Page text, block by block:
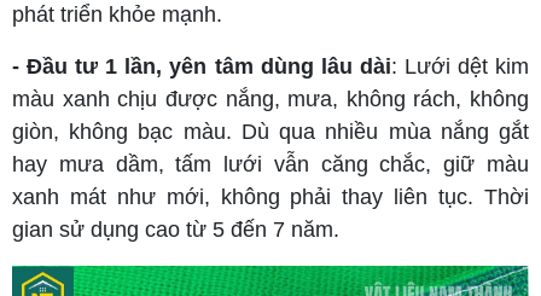
phát triển khỏe mạnh.
- Đầu tư 1 lần, yên tâm dùng lâu dài: Lưới dệt kim
màu xanh chịu được nắng, mưa, không rách, không
giòn, không bạc màu. Dù qua nhiều mùa nắng gắt
hay mưa dầm, tấm lưới vẫn căng chắc, giữ màu
xanh mát như mới, không phải thay liên tục. Thời
gian sử dụng cao từ 5 đến 7 năm.